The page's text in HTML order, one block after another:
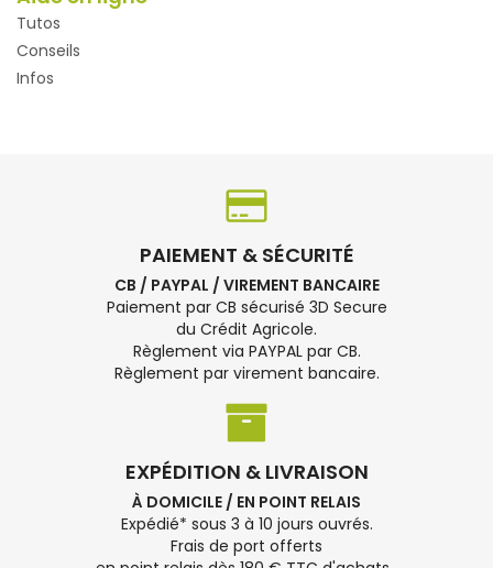
Tutos
Conseils
Infos
PAIEMENT & SÉCURITÉ
CB / PAYPAL / VIREMENT BANCAIRE
Paiement par CB sécurisé 3D Secure
du Crédit Agricole.
Règlement via PAYPAL par CB.
Règlement par virement bancaire.
EXPÉDITION & LIVRAISON
À DOMICILE / EN POINT RELAIS
Expédié* sous 3 à 10 jours ouvrés.
Frais de port offerts